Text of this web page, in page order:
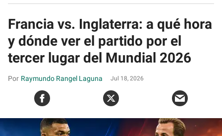
Francia vs. Inglaterra: a qué hora
y dónde ver el partido por el
tercer lugar del Mundial 2026
Raymundo Rangel Laguna Jul 18, 2026